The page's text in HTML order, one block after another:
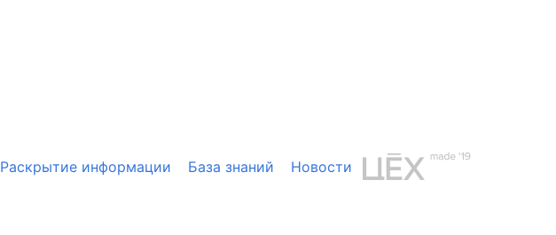
Раскрытие информации База знаний Новости